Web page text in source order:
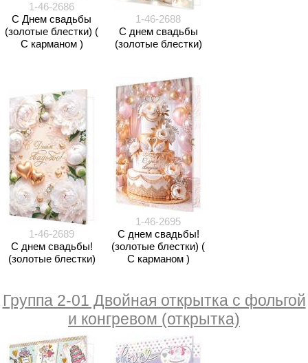
1-46-2686
С Днем свадьбы
(золотые блестки) (
С карманом )
1-46-2688
С днем свадьбы
(золотые блестки)
1-46-2689
С днем свадьбы!
(золотые блестки)
1-46-2695
С днем свадьбы!
(золотые блестки) (
С карманом )
Группа 2-01 Двойная открытка с фольгой
и конгревом (открытка)